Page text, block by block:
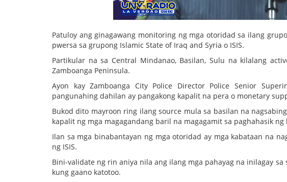
Patuloy ang ginagawang monitoring ng mga otoridad sa ilang
pwersa sa grupong Islamic State of Iraq and Syria o ISIS.
Partikular na sa Central Mindanao, Basilan, Sulu na kilalang
Zamboanga Peninsula.
Ayon kay Zamboanga City Police Director Police Senior
pangunahing dahilan ay pangakong kapalit na pera o monetary
Bukod dito mayroon ring ilang source mula sa basilan na
kapalit ng mga magagandang baril na magagamit sa paghahasik ng
Ilan sa mga binabantayan ng mga otoridad ay mga kabataan na
ng ISIS.
Bini-validate ng rin aniya nila ang ilang mga pahayag na inilagay
kung gaano katotoo.